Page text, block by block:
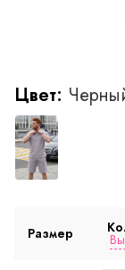
Цвет:
Размер